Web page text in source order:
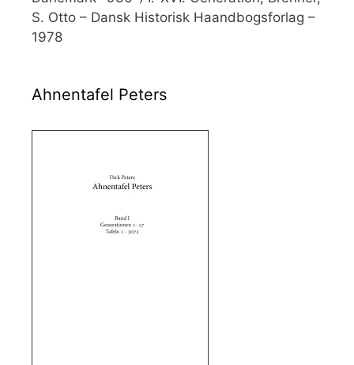
S. Otto – Dansk Historisk Haandbogsforlag –
1978
Ahnentafel Peters